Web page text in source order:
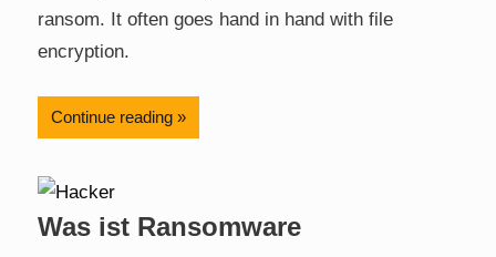
ransom. It often goes hand in hand with file
encryption.
Continue reading
Was ist Ransomware